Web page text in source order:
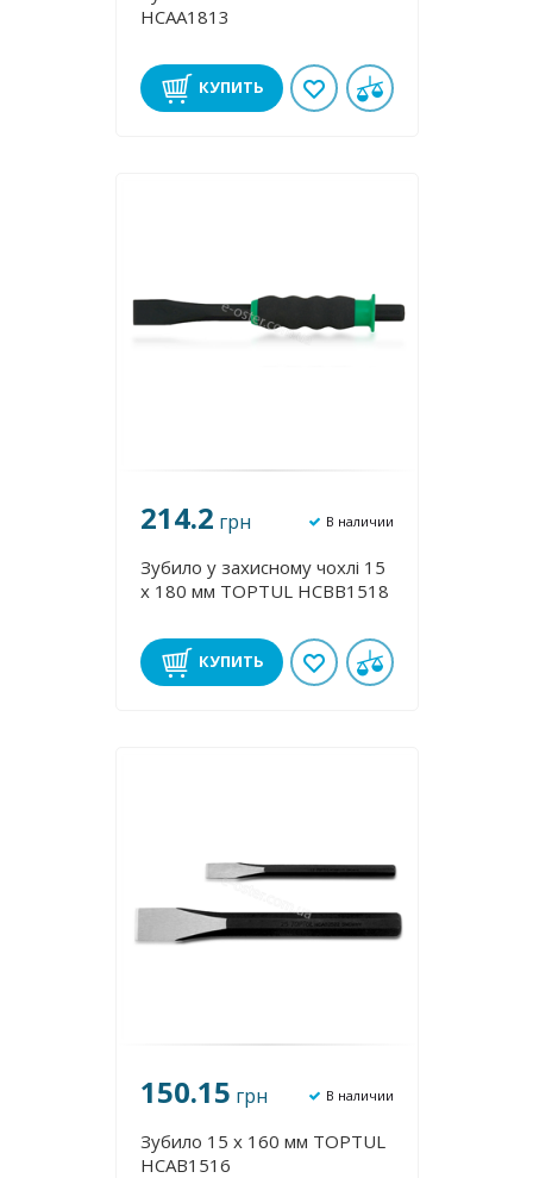
HCAA1813
КУПИТЬ
214.2 грн В наличии
Зубило у захисному чохлі 15
х 180 мм TOPTUL HCBB1518
КУПИТЬ
150.15 грн В наличии
Зубило 15 х 160 мм TOPTUL
HCAB1516